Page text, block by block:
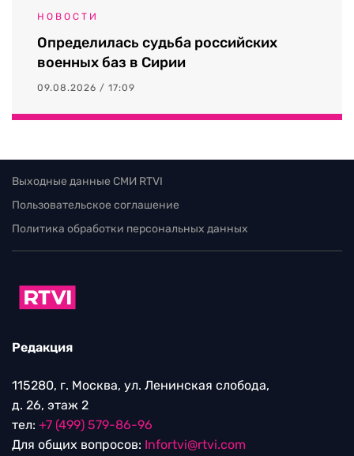
НОВОСТИ
Определилась судьба российских
военных баз в Сирии
09.08.2026 / 17:09
Выходные данные СМИ RTVI
Пользовательское соглашение
Политика обработки персональных данных
Редакция
115280, г. Москва, ул. Ленинская слобода,
д. 26, этаж 2
тел: +7 (499) 579-86-96
Для общих вопросов: Infortvi@rtvi.com